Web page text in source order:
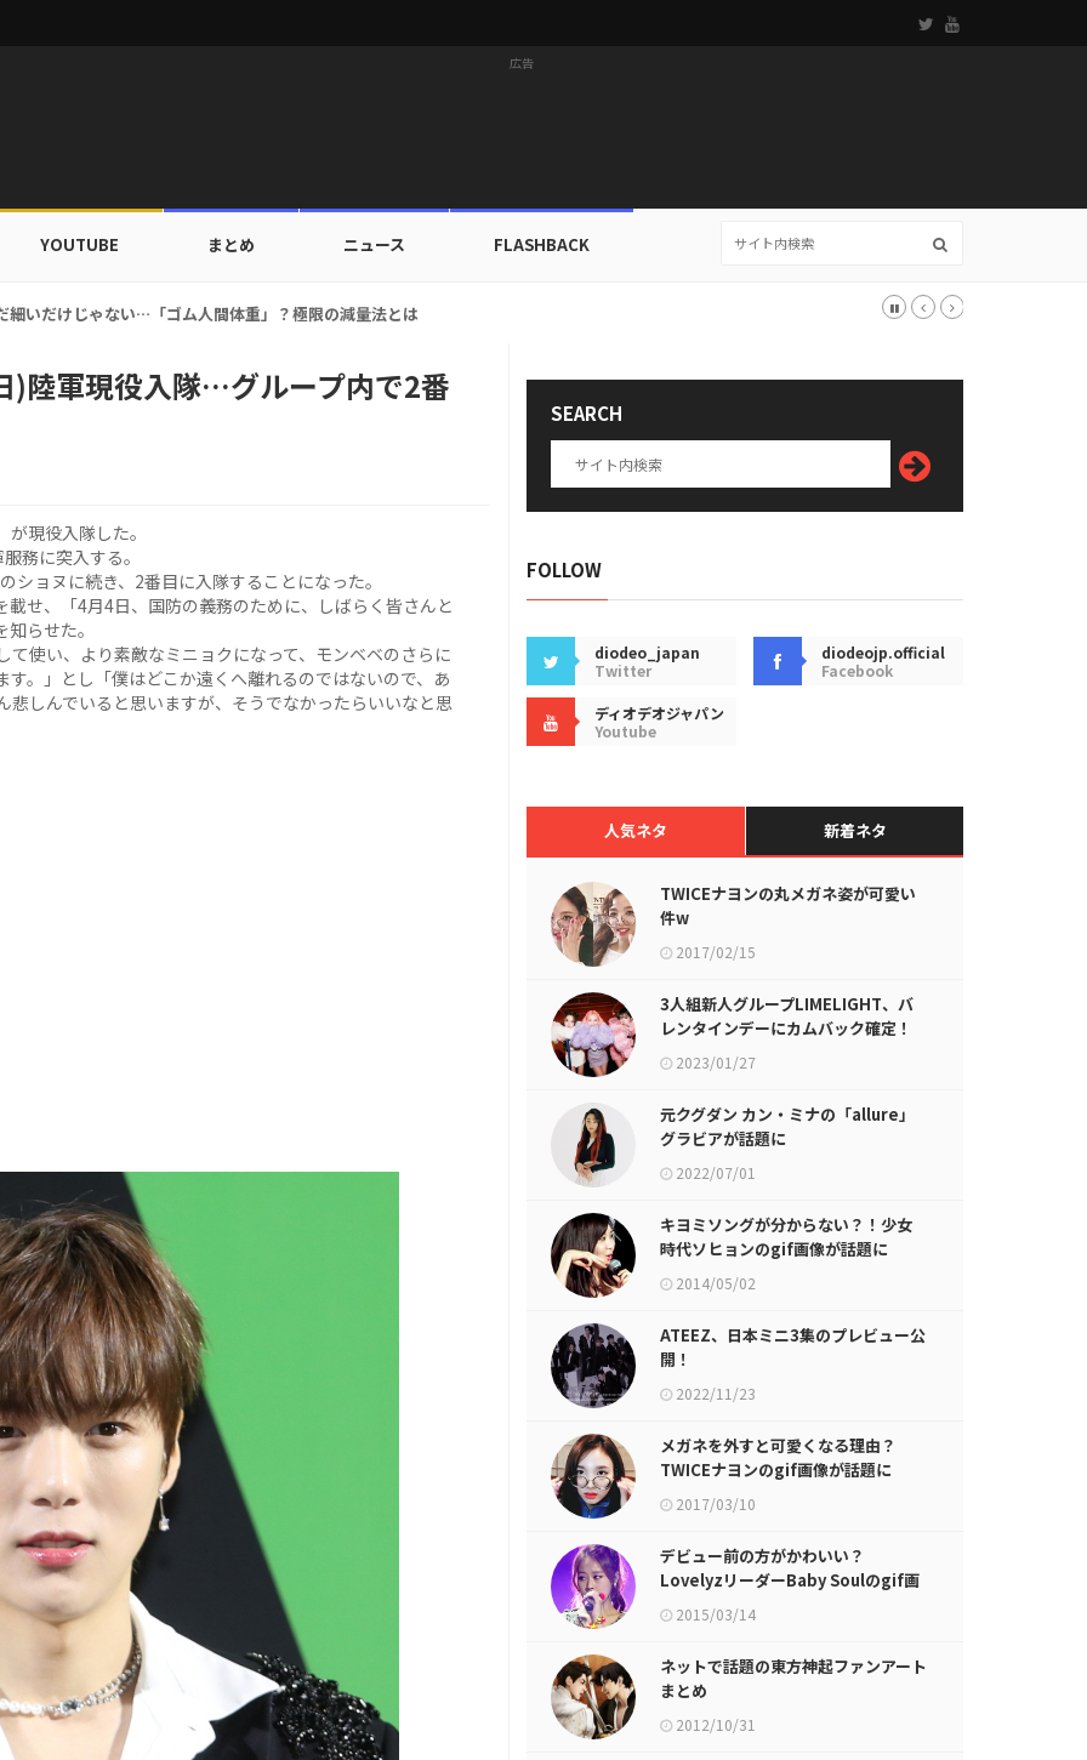
広告
YOUTUBE まとめ ニュース FLASHBACK
ワールドツアーの旅行費用全額サポート！22カ国・64都市以上
)陸軍現役入隊…グループ内で2番
現役入隊した。
務に突入する。
ョヌに続き、2番目に入隊することになった。
せ、「4月4日、国防の義務のために、しばらく皆さんと
らせた。
使い、より素敵なミニョクになって、モンベベのさらに
。」とし「僕はどこか遠くへ離れるのではないので、あ
しんでいると思いますが、そうでなかったらいいなと思
SEARCH
FOLLOW
diodeo_japan
Twitter
diodeojp.official
Facebook
ディオデオジャパン
Youtube
人気ネタ 新着ネタ
TWICEナヨンの丸メガネ姿が可愛い
件w
2017/02/15
3人組新人グループLIMELIGHT、バ
レンタインデーにカムバック確定！
2023/01/27
元クグダン カン・ミナの「allure」
グラビアが話題に
2022/07/01
キヨミソングが分からない？！少女
時代ソヒョンのgif画像が話題に
2014/05/02
ATEEZ、日本ミニ3集のプレビュー公
開！
2022/11/23
メガネを外すと可愛くなる理由？
TWICEナヨンのgif画像が話題に
2017/03/10
デビュー前の方がかわいい？
LovelyzリーダーBaby Soulのgif画
像が話題に
2015/03/14
ネットで話題の東方神起ファンアート
まとめ
2012/10/31